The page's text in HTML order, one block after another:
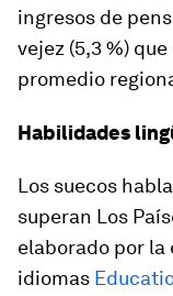
ingresos de
vejez (5,3 %)
promedio
Habilidades
Los suecos
superan Los
elaborado por la
idiomas